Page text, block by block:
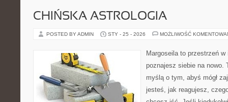
CHIŃSKA ASTROLOGIA
POSTED BY ADMIN STY - 25 - 2026 MOŻLIWOŚĆ
Margoseila to przestrzeń
poznajesz siebie na nowo.
myślą o tym, abyś mógł
jesteś, jak reagujesz,